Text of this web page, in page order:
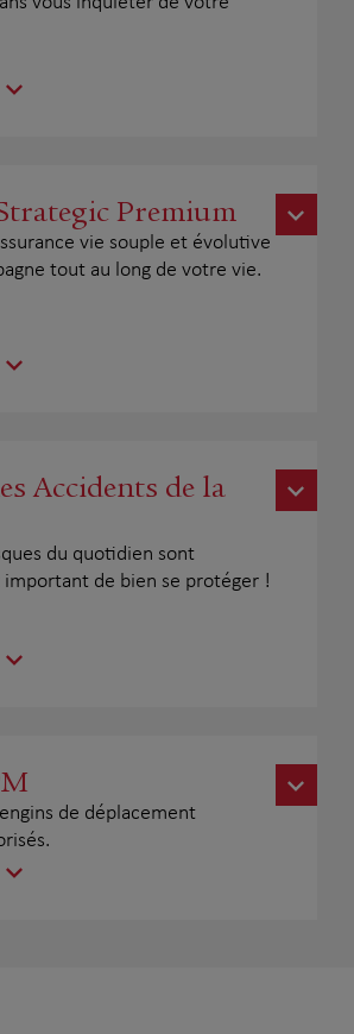
Premium
vie souple et évolutive
tout au long de votre vie.
Accidents de la
du quotidien sont
de bien se protéger !
de déplacement